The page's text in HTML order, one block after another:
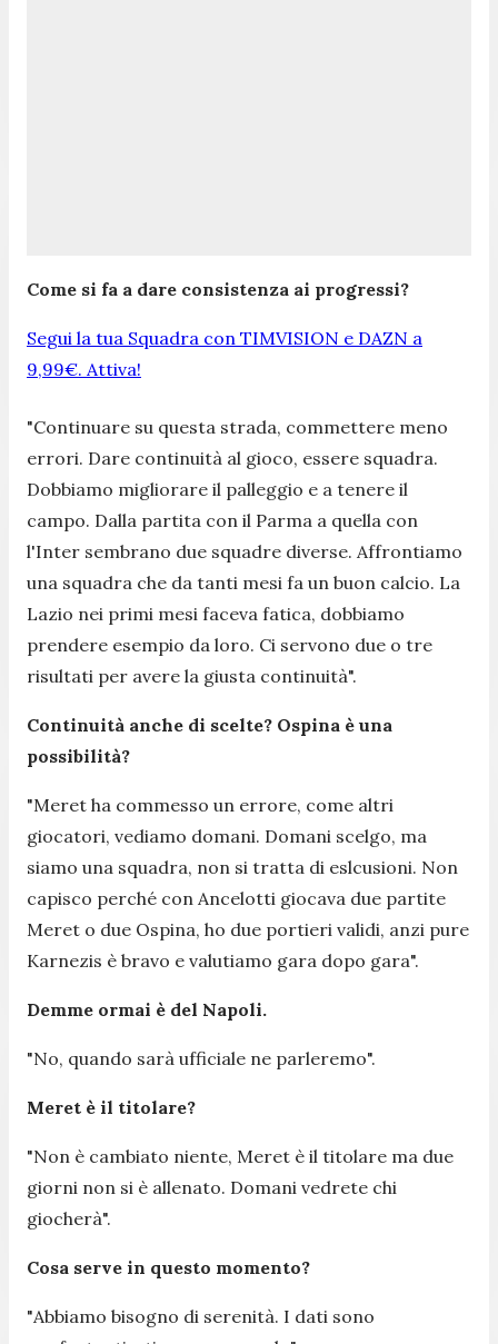
Come si fa a dare consistenza ai progressi?
Segui la tua Squadra con TIMVISION e DAZN a
9,99€. Attiva!
"Continuare su questa strada, commettere meno
errori. Dare continuità al gioco, essere squadra.
Dobbiamo migliorare il palleggio e a tenere il
campo. Dalla partita con il Parma a quella con
l'Inter sembrano due squadre diverse. Affrontiamo
una squadra che da tanti mesi fa un buon calcio. La
Lazio nei primi mesi faceva fatica, dobbiamo
prendere esempio da loro. Ci servono due o tre
risultati per avere la giusta continuità".
Continuità anche di scelte? Ospina è una
possibilità?
"Meret ha commesso un errore, come altri
giocatori, vediamo domani. Domani scelgo, ma
siamo una squadra, non si tratta di eslcusioni. Non
capisco perché con Ancelotti giocava due partite
Meret o due Ospina, ho due portieri validi, anzi pure
Karnezis è bravo e valutiamo gara dopo gara".
Demme ormai è del Napoli.
"No, quando sarà ufficiale ne parleremo".
Meret è il titolare?
"Non è cambiato niente, Meret è il titolare ma due
giorni non si è allenato. Domani vedrete chi
giocherà".
Cosa serve in questo momento?
"Abbiamo bisogno di serenità. I dati sono